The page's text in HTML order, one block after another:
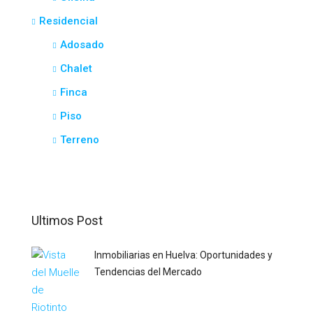
Residencial
Adosado
Chalet
Finca
Piso
Terreno
Ultimos Post
Inmobiliarias en Huelva: Oportunidades y
Tendencias del Mercado